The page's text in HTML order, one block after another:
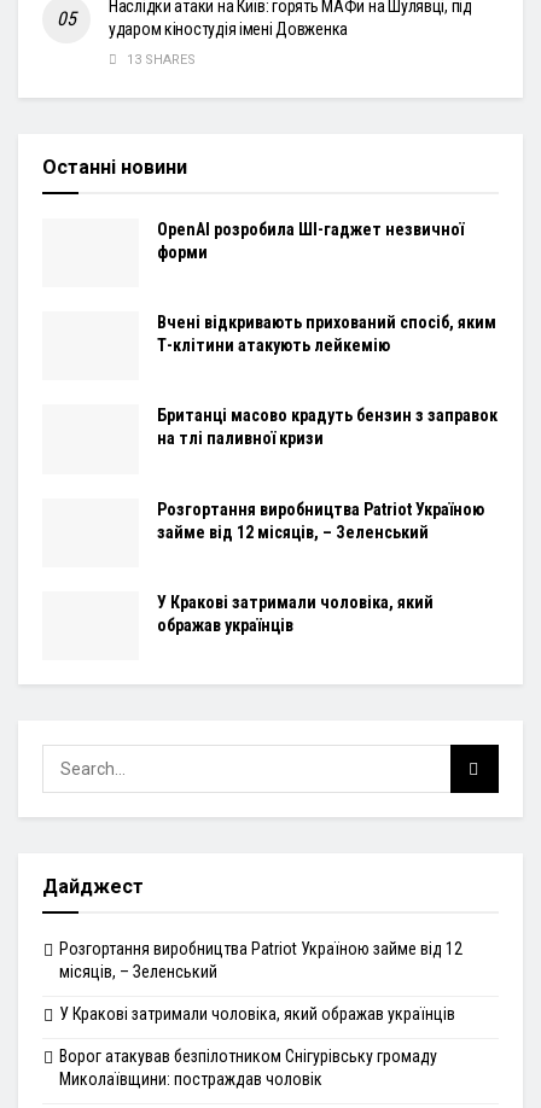
Наслідки атаки на Київ: горять МАФи на Шулявці, під
ударом кіностудія імені Довженка
13 SHARES
Останні новини
OpenAI розробила ШІ-гаджет незвичної
форми
Вчені відкривають прихований спосіб, яким
Т-клітини атакують лейкемію
Британці масово крадуть бензин з заправок
на тлі паливної кризи
Розгортання виробництва Patriot Україною
займе від 12 місяців, – Зеленський
У Кракові затримали чоловіка, який
ображав українців
Дайджест
Розгортання виробництва Patriot Україною займе від 12
місяців, – Зеленський
У Кракові затримали чоловіка, який ображав українців
Ворог атакував безпілотником Снігурівську громаду
Миколаївщини: постраждав чоловік